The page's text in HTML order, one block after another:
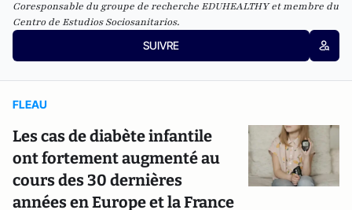
Coresponsable du groupe de recherche EDUHEALTHY et membre du
Centro de Estudios Sociosanitarios.
SUIVRE
FLEAU
Les cas de diabète infantile
ont fortement augmenté au
cours des 30 dernières
années en Europe et la France